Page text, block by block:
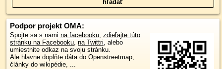
Podpor projekt OMA:
Spojte sa s nami na facebooku, zdieľajte túto
stránku na Facebooku, na Twittri, alebo
umiestnite odkaz na svoju stránku.
Ale hlavne doplňte dáta do Openstreetmap,
články do wikipédie, ...